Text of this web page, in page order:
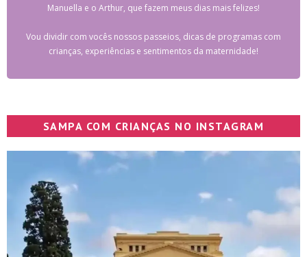
Manuella e o Arthur, que fazem meus dias mais felizes!
Vou dividir com vocês nossos passeios, dicas de programas com
crianças, experiências e sentimentos da maternidade!
SAMPA COM CRIANÇAS NO INSTAGRAM